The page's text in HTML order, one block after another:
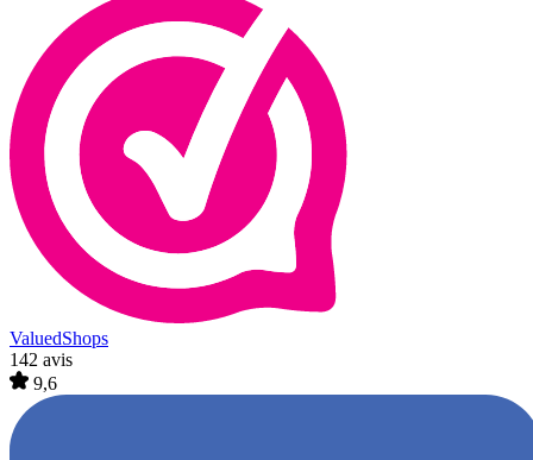
ValuedShops
142 avis
9,6